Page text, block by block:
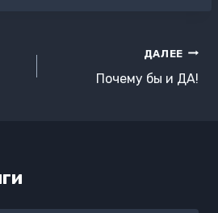
ДАЛЕЕ
Почему бы и ДА!